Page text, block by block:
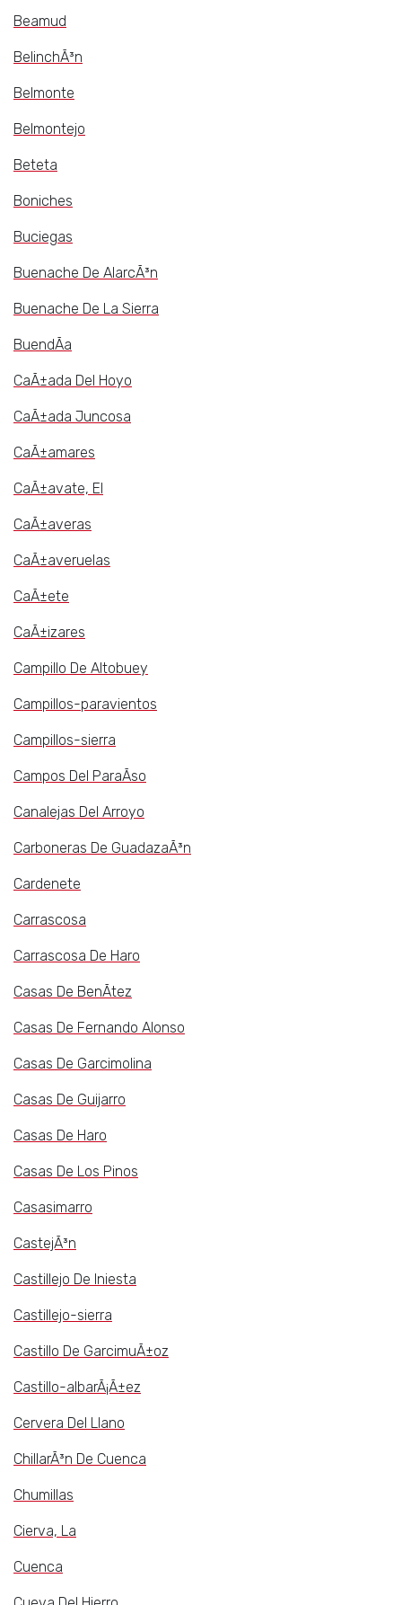
Beamud
BelinchÃ³n
Belmonte
Belmontejo
Beteta
Boniches
Buciegas
Buenache De AlarcÃ³n
Buenache De La Sierra
BuendÃ­a
CaÃ±ada Del Hoyo
CaÃ±ada Juncosa
CaÃ±amares
CaÃ±avate, El
CaÃ±averas
CaÃ±averuelas
CaÃ±ete
CaÃ±izares
Campillo De Altobuey
Campillos-paravientos
Campillos-sierra
Campos Del ParaÃ­so
Canalejas Del Arroyo
Carboneras De GuadazaÃ³n
Cardenete
Carrascosa
Carrascosa De Haro
Casas De BenÃ­tez
Casas De Fernando Alonso
Casas De Garcimolina
Casas De Guijarro
Casas De Haro
Casas De Los Pinos
Casasimarro
CastejÃ³n
Castillejo De Iniesta
Castillejo-sierra
Castillo De GarcimuÃ±oz
Castillo-albarÃ¡Ã±ez
Cervera Del Llano
ChillarÃ³n De Cuenca
Chumillas
Cierva, La
Cuenca